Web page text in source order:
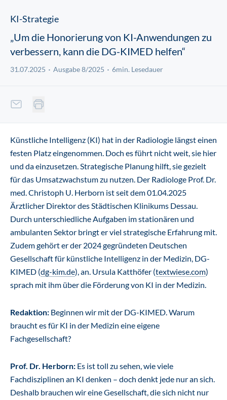
KI-Strategie
„Um die Honorierung von KI-Anwendungen zu
verbessern, kann die DG-KIMED helfen“
31.07.2025 Ausgabe 8/2025 6min. Lesedauer
Künstliche Intelligenz (KI) hat in der Radiologie längst einen
festen Platz eingenommen. Doch es führt nicht weit, sie hier
und da einzusetzen. Strategische Planung hilft, sie gezielt
für das Umsatzwachstum zu nutzen. Der Radiologe Prof. Dr.
med. Christoph U. Herborn ist seit dem 01.04.2025
Ärztlicher Direktor des Städtischen Klinikums Dessau.
Durch unterschiedliche Aufgaben im stationären und
ambulanten Sektor bringt er viel strategische Erfahrung mit.
Zudem gehört er der 2024 gegründeten Deutschen
Gesellschaft für künstliche Intelligenz in der Medizin, DG-
KIMED (dg-kim.de), an. Ursula Katthöfer (textwiese.com)
sprach mit ihm über die Förderung von KI in der Medizin.
Redaktion: Beginnen wir mit der DG-KIMED. Warum
braucht es für KI in der Medizin eine eigene
Fachgesellschaft?
Prof. Dr. Herborn: Es ist toll zu sehen, wie viele
Fachdisziplinen an KI denken – doch denkt jede nur an sich.
Deshalb brauchen wir eine Gesellschaft, die sich nicht nur